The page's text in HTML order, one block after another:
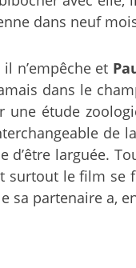
dans neuf
n’empêche et
dans le
étude
de
larguée.
le film
sa partenaire a,